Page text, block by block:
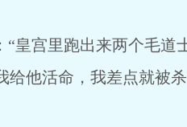
宫里跑出来两个毛道
给他活命，我差点就被